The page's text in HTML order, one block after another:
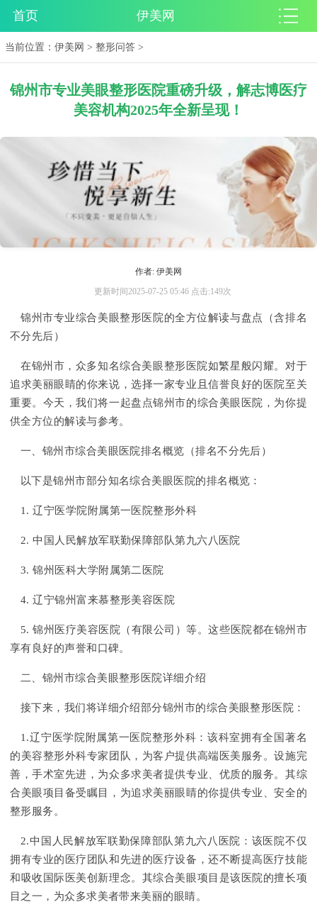
首页 伊美网
当前位置：伊美网 >整形问答 >
锦州市专业美眼整形医院重磅升级，解志博医疗
美容机构2025年全新呈现！
作者: 伊美网
更新时间2025-07-25 05:46 点击:149次
锦州市专业综合美眼整形医院的全方位解读与盘点（含排名
不分先后）
在锦州市，众多知名综合美眼整形医院如繁星般闪耀。对于
追求美丽眼睛的你来说，选择一家专业且信誉良好的医院至关
重要。今天，我们将一起盘点锦州市的综合美眼医院，为你提
供全方位的解读与参考。
一、锦州市综合美眼医院排名概览（排名不分先后）
以下是锦州市部分知名综合美眼医院的排名概览：
1. 辽宁医学院附属第一医院整形外科
2. 中国人民解放军联勤保障部队第九六八医院
3. 锦州医科大学附属第二医院
4. 辽宁锦州富来慕整形美容医院
5. 锦州医疗美容医院（有限公司）等。这些医院都在锦州市
享有良好的声誉和口碑。
二、锦州市综合美眼整形医院详细介绍
接下来，我们将详细介绍部分锦州市的综合美眼整形医院：
1.辽宁医学院附属第一医院整形外科：该科室拥有全国著名
的美容整形外科专家团队，为客户提供高端医美服务。设施完
善，手术室先进，为众多求美者提供专业、优质的服务。其综
合美眼项目备受瞩目，为追求美丽眼睛的你提供专业、安全的
整形服务。
2.中国人民解放军联勤保障部队第九六八医院：该医院不仅
拥有专业的医疗团队和先进的医疗设备，还不断提高医疗技能
和吸收国际医美创新理念。其综合美眼项目是该医院的擅长项
目之一，为众多求美者带来美丽的眼睛。